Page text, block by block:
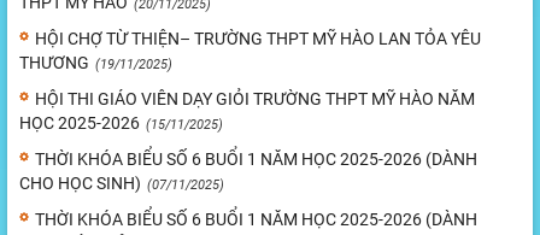
(20/11/2025)
HỘI CHỢ TỪ THIỆN– TRƯỜNG THPT MỸ HÀO LAN TỎA YÊU
THƯƠNG (19/11/2025)
HỘI THI GIÁO VIÊN DẠY GIỎI TRƯỜNG THPT MỸ HÀO NĂM
HỌC 2025-2026 (15/11/2025)
THỜI KHÓA BIỂU SỐ 6 BUỔI 1 NĂM HỌC 2025-2026 (DÀNH
CHO HỌC SINH) (07/11/2025)
THỜI KHÓA BIỂU SỐ 6 BUỔI 1 NĂM HỌC 2025-2026 (DÀNH